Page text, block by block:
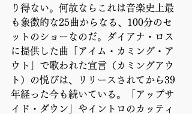
り得ない。何故ならこれは音楽史上最
も象徴的な25曲からなる、100分のセ
ットのショーなのだ。ダイアナ・ロス
に提供した曲「アイム・カミング・ア
ウト」で歌われた宣言（カミングアウ
ト）の悦びは、リリースされてから39
年経った今も続いている。「アップサ
イド・ダウン」やイントロのカッティ